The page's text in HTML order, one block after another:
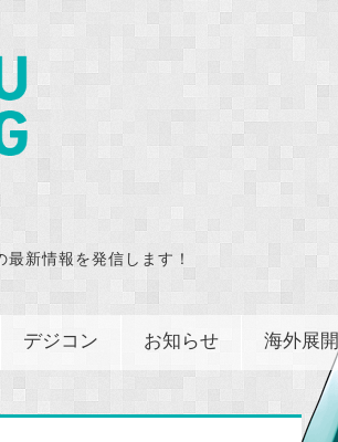
新情報を発信します！
デジコン お知らせ 海外展開